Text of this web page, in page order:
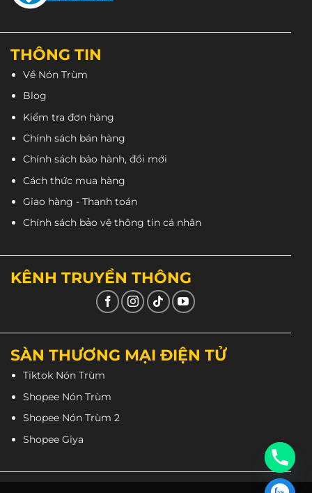
THÔNG TIN
Về Nón Trùm
Blog
Kiểm tra đơn hàng
Chính sách bán hàng
Chính sách bảo hành, đổi mới
Cách thức mua hàng
Giao hàng - Thanh toán
Chính sách bảo vệ thông tin cá nhân
KÊNH TRUYỀN THÔNG
SÀN THƯƠNG MẠI ĐIỆN TỬ
Tiktok Nón Trùm
Shopee Nón Trùm
Shopee Nón Trùm 2
Shopee Giya